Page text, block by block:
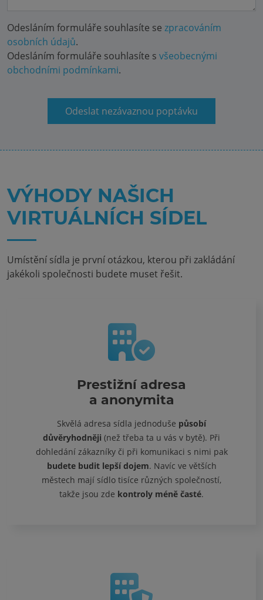
Odesláním formuláře souhlasíte se zpracováním
osobních údajů.
Odesláním formuláře souhlasíte s všeobecnými
obchodními podmínkami.
Odeslat nezávaznou poptávku
VÝHODY NAŠICH
VIRTUÁLNÍCH SÍDEL
Umístění sídla je první otázkou, kterou při zakládání
jakékoli společnosti budete muset řešit.
Prestižní adresa
a anonymita
Skvělá adresa sídla jednoduše působí
důvěryhodněji (než třeba ta u vás v bytě). Při
dohledání zákazníky či při komunikaci s nimi pak
budete budit lepší dojem. Navíc ve větších
městech mají sídlo tisíce různých společností,
takže jsou zde kontroly méně časté.